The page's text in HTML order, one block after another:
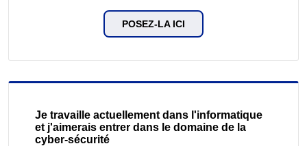
POSEZ-LA ICI
Je travaille actuellement dans l'informatique
et j'aimerais entrer dans le domaine de la
cyber-sécurité